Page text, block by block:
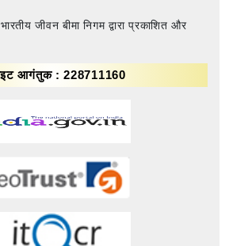
जीवन बीमा निगम द्वारा प्रकाशित और
आगंतुक : 228711160